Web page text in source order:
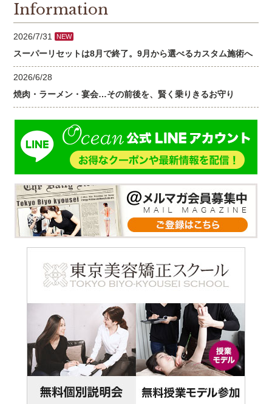
Information
2026/7/31 NEW
スーパーリセットは8月で終了。9月から選べるカスタム施術へ
2026/6/28
焼肉・ラーメン・宴会…その前後を、賢く乗りきるお守り